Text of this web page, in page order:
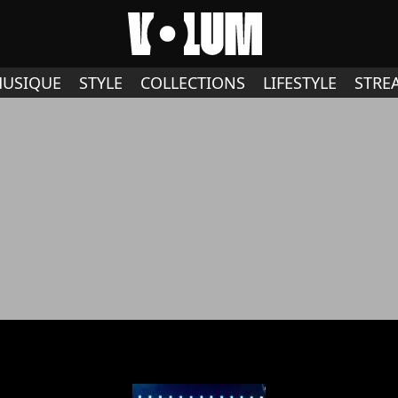
STYLE COLLECTIONS LIFESTYLE